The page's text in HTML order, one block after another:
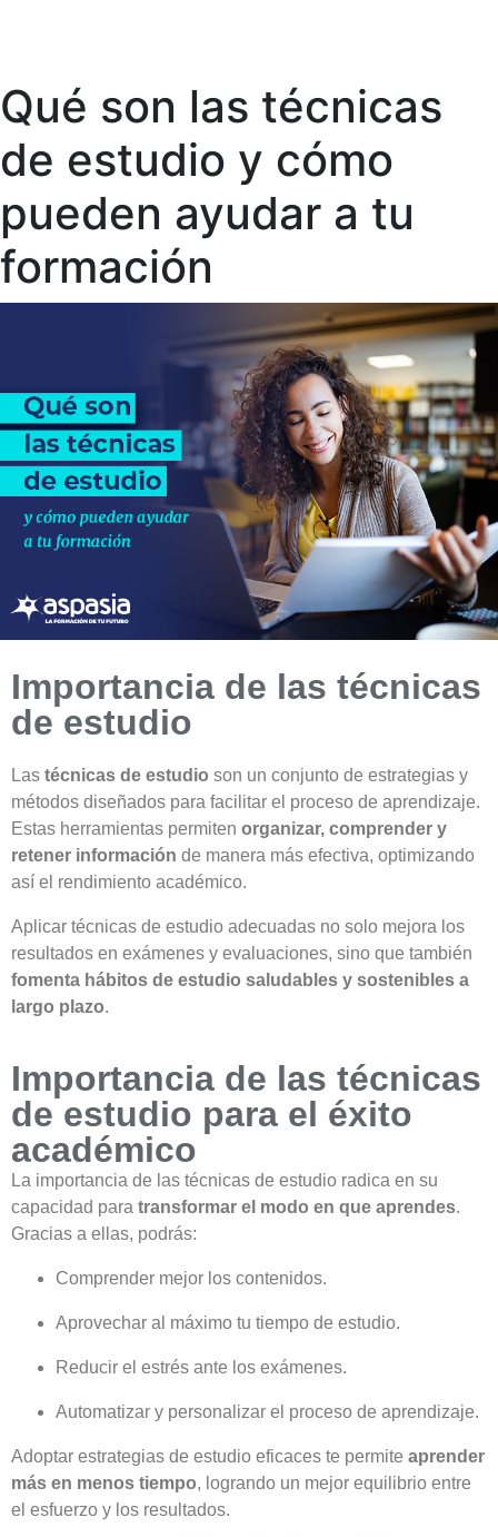
Qué son las técnicas
de estudio y cómo
pueden ayudar a tu
formación
Importancia de las técnicas
de estudio
Las técnicas de estudio son un conjunto de estrategias y
métodos diseñados para facilitar el proceso de aprendizaje.
Estas herramientas permiten organizar, comprender y
retener información de manera más efectiva, optimizando
así el rendimiento académico.
Aplicar técnicas de estudio adecuadas no solo mejora los
resultados en exámenes y evaluaciones, sino que también
fomenta hábitos de estudio saludables y sostenibles a
largo plazo.
Importancia de las técnicas
de estudio para el éxito
académico
La importancia de las técnicas de estudio radica en su
capacidad para transformar el modo en que aprendes.
Gracias a ellas, podrás:
Comprender mejor los contenidos.
Aprovechar al máximo tu tiempo de estudio.
Reducir el estrés ante los exámenes.
Automatizar y personalizar el proceso de aprendizaje.
Adoptar estrategias de estudio eficaces te permite aprender
más en menos tiempo, logrando un mejor equilibrio entre
el esfuerzo y los resultados.